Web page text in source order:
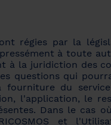
régies par la
à toute
à la juridiction des
questions qui
fourniture du
l'application, le
Dans le cas
et